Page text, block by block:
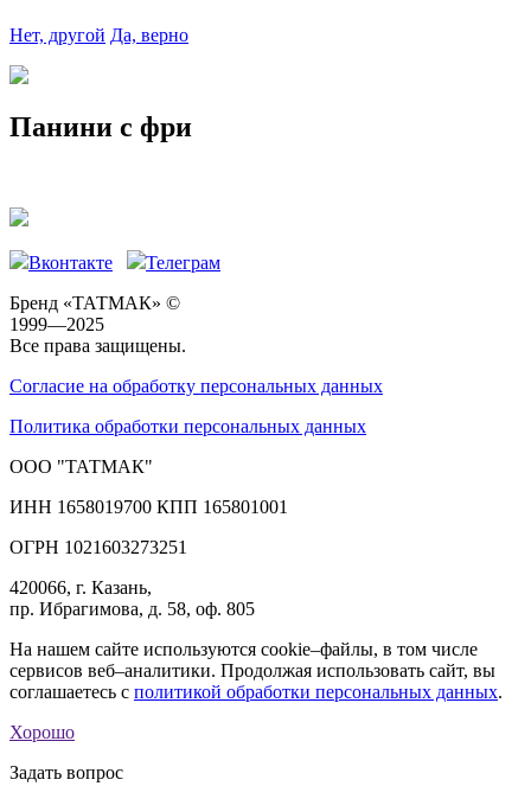
Нет, другой Да, верно
Панини с фри
Вконтакте
Телеграм
Бренд «ТАТМАК» ©
1999—2025
Все права защищены.
Согласие на обработку персональных данных
Политика обработки персональных данных
ООО "ТАТМАК"
ИНН 1658019700 КПП 165801001
ОГРН 1021603273251
420066, г. Казань,
пр. Ибрагимова, д. 58, оф. 805
На нашем сайте используются cookie–файлы, в том числе
сервисов веб–аналитики. Продолжая использовать сайт, вы
соглашаетесь с политикой обработки персональных данных.
Хорошо
Задать вопрос